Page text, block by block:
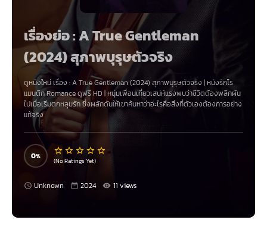
เรื่องย่อ : A True Gentleman
(2024) สุภาพบุรุษตัวจริง
ดูหนังใหม่ เรื่อง :A True Gentleman (2024) สุภาพบุรุษตัวจริง |หนังรักโร
แมนติก Romanceดูฟรี HD | หนุ่มเพื่อนเที่ยวเสน่ห์แรงพบว่าชีวิตต้องพลิกผัน
ไปเมื่อเริ่มตกหลุมรัก ซึ่งผลักดันให้เขาค้นหาว่าอะไรคือสิ่งที่ตัวเองต้องการอย่าง
แท้จริง
0 (No Ratings Yet)
Unknown 2024 11 views